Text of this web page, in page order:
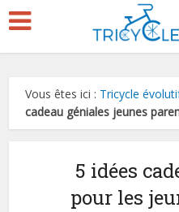
Vous êtes ici : Tricycle
cadeau géniales jeunes
5 idées
pour les